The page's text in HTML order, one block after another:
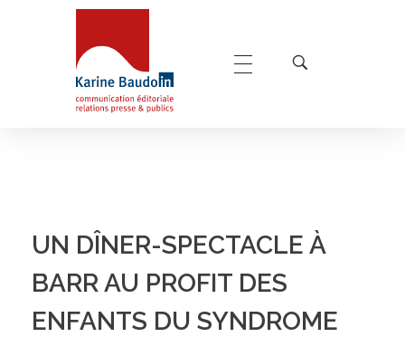
UN DÎNER-SPECTACLE À
BARR AU PROFIT DES
ENFANTS DU SYNDROME